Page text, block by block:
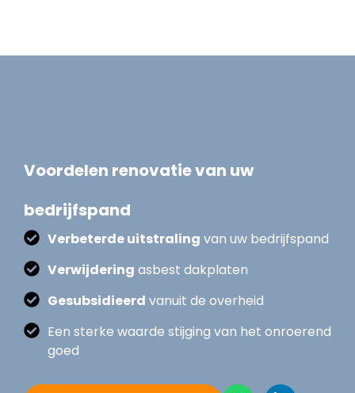
Voordelen renovatie van uw
bedrijfspand
Verbeterde uitstraling van uw bedrijfspand
Verwijdering asbest dakplaten
Gesubsidieerd vanuit de overheid
Een sterke waarde stijging van het onroerend
goed